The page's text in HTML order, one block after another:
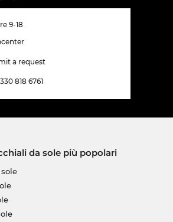
9-18
a request
818 6761
da sole più popolari